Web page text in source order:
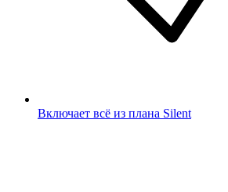
Включает всё из плана Silent